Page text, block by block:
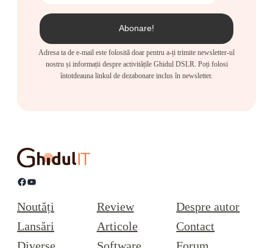
Adresa ta de e-mail este folosită doar pentru a-ți trimite newsletter-ul
nostru și informații despre activitățile Ghidul DSLR. Poți folosi
întotdeauna linkul de dezabonare inclus în newsletter.
Facebook YouTube
Noutăți
Lansări
Review
Articole
Despre autor
Contact